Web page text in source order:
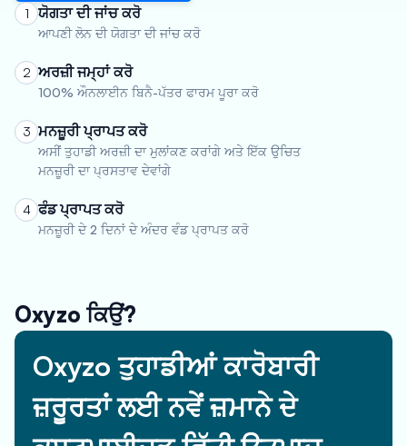
1 ਯੋਗਤਾ ਦੀ ਜਾਂਚ ਕਰੋ
ਆਪਣੀ ਲੋਨ ਦੀ ਯੋਗਤਾ ਦੀ ਜਾਂਚ ਕਰੋ
2 ਅਰਜ਼ੀ ਜਮ੍ਹਾਂ ਕਰੋ
100% ਔਨਲਾਈਨ ਬਿਨੈ-ਪੱਤਰ ਫਾਰਮ ਪੂਰਾ ਕਰੋ
3 ਮਨਜ਼ੂਰੀ ਪ੍ਰਾਪਤ ਕਰੋ
ਅਸੀਂ ਤੁਹਾਡੀ ਅਰਜ਼ੀ ਦਾ ਮੁਲਾਂਕਣ ਕਰਾਂਗੇ ਅਤੇ ਇੱਕ ਉਚਿਤ
ਮਨਜ਼ੂਰੀ ਦਾ ਪ੍ਰਸਤਾਵ ਦੇਵਾਂਗੇ
4 ਫੰਡ ਪ੍ਰਾਪਤ ਕਰੋ
ਮਨਜ਼ੂਰੀ ਦੇ 2 ਦਿਨਾਂ ਦੇ ਅੰਦਰ ਵੰਡ ਪ੍ਰਾਪਤ ਕਰੋ
Oxyzo ਕਿਉਂ?
Oxyzo ਤੁਹਾਡੀਆਂ ਕਾਰੋਬਾਰੀ
ਜ਼ਰੂਰਤਾਂ ਲਈ ਨਵੇਂ ਜ਼ਮਾਨੇ ਦੇ